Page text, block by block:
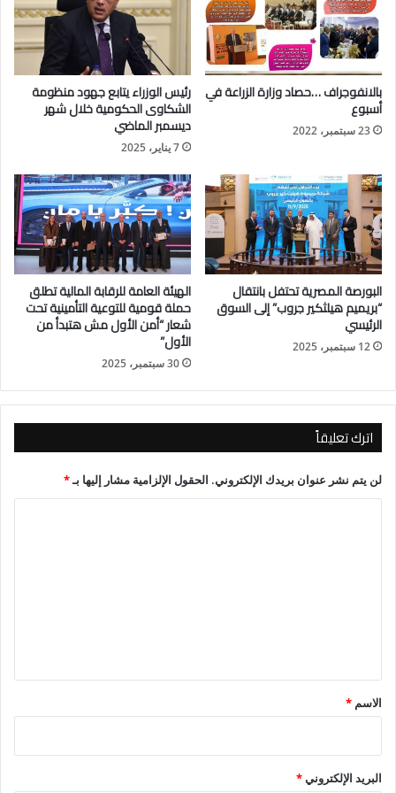
المحيطين بيها والمتعاملين معها بأسلوبها الفريد في الإدارة، وخلقها
الدمث في كل من تعاملت معه أو تعامل معها، لتسطر في حياتها
أسمى المعاني والقيم النبيلة وتترك خلفها ميراثا كبيرا من الحب
والتقدير والعرفان يسير عليها أبناؤها البارين في البنك المصري
لتنمية الصادرات وعلى رأسهم أحمد جلال نائب رئيس مجلس الإدارة،
وجميع أبناءها في القطاع المصرفي المصري.
وما رسمته الراحلة ميرفت سلطان من استراتيجيتها الطموحة
للتوسع في السوق المصرفي المصري وهو ما جعل البنك أحد البنوك
الكبري في مرحلة وجيزة.
بالانفوجراف …حصاد وزارة الزراعة في
أسبوع
23 سبتمبر، 2022
رئيس الوزراء يتابع جهود منظومة
الشكاوى الحكومية خلال شهر
ديسمبر الماضي
7 يناير، 2025
البورصة المصرية تحتفل بانتقال
“بريميم هيلثكير جروب” إلى السوق
الرئيسي
12 سبتمبر، 2025
الهيئة العامة للرقابة المالية تطلق
حملة قومية للتوعية التأمينية تحت
شعار “أمن الأول مش هتبدأ من
الأول”
30 سبتمبر، 2025
اترك تعليقاً
لن يتم نشر عنوان بريدك الإلكتروني. الحقول الإلزامية مشار إليها بـ*
*
الاسم *
البريد الإلكتروني*